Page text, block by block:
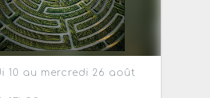
10 au mercredi 26 août